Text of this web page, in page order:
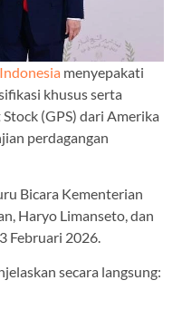
menyepakati
khusus serta
(GPS) dari Amerika
perdagangan
Bicara Kementerian
Haryo Limanseto, dan
Februari 2026.
secara langsung: